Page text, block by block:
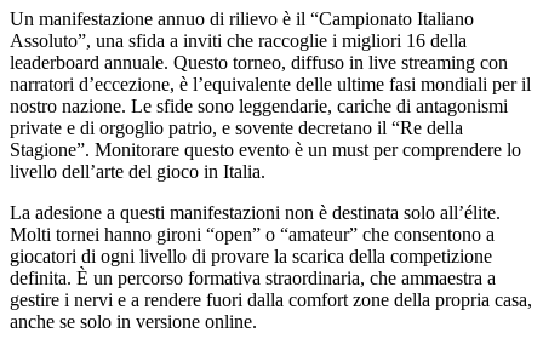
Un manifestazione annuo di rilievo è il “Campionato Italiano
Assoluto”, una sfida a inviti che raccoglie i migliori 16 della
leaderboard annuale. Questo torneo, diffuso in live streaming con
narratori d’eccezione, è l’equivalente delle ultime fasi mondiali per il
nostro nazione. Le sfide sono leggendarie, cariche di antagonismi
private e di orgoglio patrio, e sovente decretano il “Re della
Stagione”. Monitorare questo evento è un must per comprendere lo
livello dell’arte del gioco in Italia.
La adesione a questi manifestazioni non è destinata solo all’élite.
Molti tornei hanno gironi “open” o “amateur” che consentono a
giocatori di ogni livello di provare la scarica della competizione
definita. È un percorso formativa straordinaria, che ammaestra a
gestire i nervi e a rendere fuori dalla comfort zone della propria casa,
anche se solo in versione online.